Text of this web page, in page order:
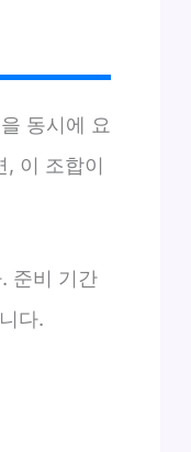
동시에 요
이 조합이
준비 기간
다.